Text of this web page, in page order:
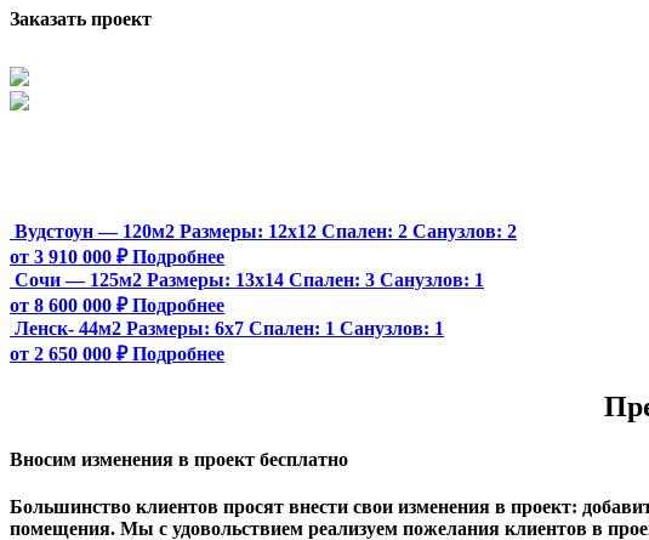
Заказать проект
Вудстоун — 120м2 Размеры: 12х12 Спален: 2 Санузлов: 2
от 3 910 000 ₽ Подробнее
Сочи — 125м2 Размеры: 13х14 Спален: 3 Санузлов: 1
от 8 600 000 ₽ Подробнее
Ленск- 44м2 Размеры: 6х7 Спален: 1 Санузлов: 1
от 2 650 000 ₽ Подробнее
Вносим изменения в проект бесплатно
Большинство клиентов просят внести свои изменения в проект:
помещения. Мы с удовольствием реализуем пожелания клиентов в